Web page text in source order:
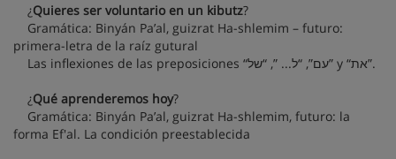
¿Quieres ser voluntario en un kibutz?
Gramática: Binyán Pa’al, guizrat Ha-shlemim – futuro:
primera-letra de la raíz gutural
Las inflexiones de las preposiciones “עם”, “ל... ”, “של” y “את”.
¿Qué aprenderemos hoy?
Gramática: Binyán Pa’al, guizrat Ha-shlemim, futuro: la
forma Ef'al. La condición preestablecida